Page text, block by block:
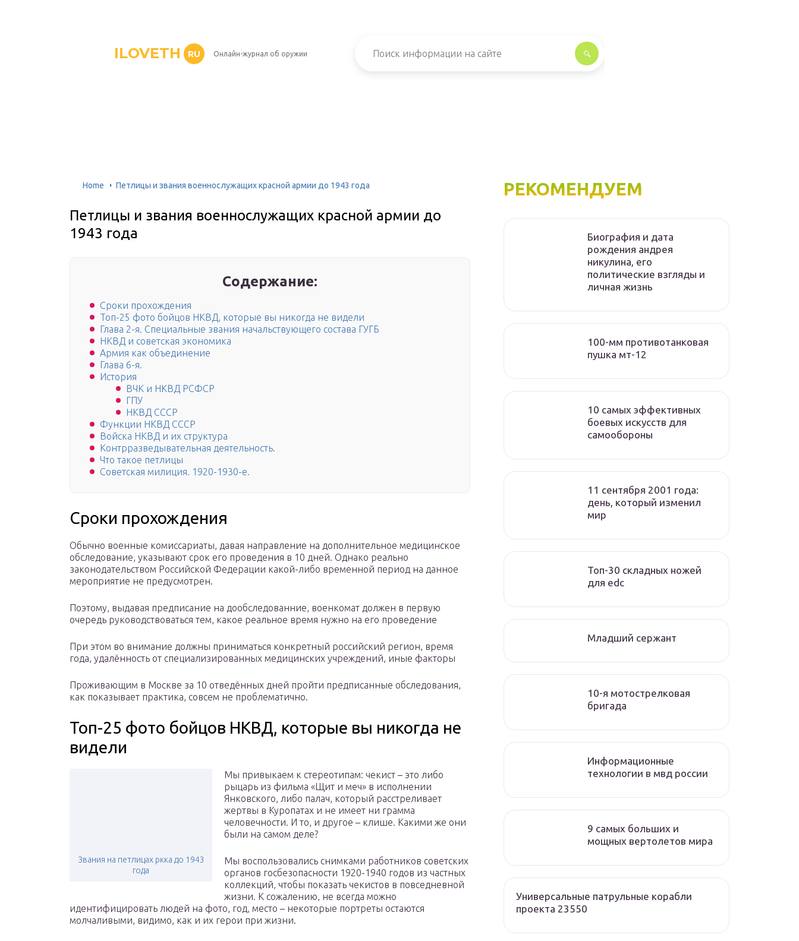
ILOVETH RU Онлайн-журнал об оружии
Home Петлицы и звания военнослужащих красной армии до 1943 года
Петлицы и звания военнослужащих красной армии до
1943 года
Содержание:
Сроки прохождения
Топ-25 фото бойцов НКВД, которые вы никогда не видели
Глава 2-я. Специальные звания начальствующего состава ГУГБ
НКВД и советская экономика
Армия как объединение
Глава 6-я.
История
ВЧК и НКВД РСФСР
ГПУ
НКВД СССР
Функции НКВД СССР
Войска НКВД и их структура
Контрразведывательная деятельность.
Что такое петлицы
Советская милиция. 1920-1930-е.
Сроки прохождения
Обычно военные комиссариаты, давая направление на дополнительное медицинское
обследование, указывают срок его проведения в 10 дней. Однако реально
законодательством Российской Федерации какой-либо временной период на данное
мероприятие не предусмотрен.
Поэтому, выдавая предписание на дообследованние, военкомат должен в первую
очередь руководствоваться тем, какое реальное время нужно на его проведение
При этом во внимание должны приниматься конкретный российский регион, время
года, удалённость от специализированных медицинских учреждений, иные факторы
Проживающим в Москве за 10 отведённых дней пройти предписанные обследования,
как показывает практика, совсем не проблематично.
Топ-25 фото бойцов НКВД, которые вы никогда не
видели
Звания на петлицах ркка до 1943
года
Мы привыкаем к стереотипам: чекист – это либо
рыцарь из фильма «Щит и меч» в исполнении
Янковского, либо палач, который расстреливает
жертвы в Куропатах и ​​не имеет ни грамма
человечности. И то, и другое – клише. Какими же они
были на самом деле?
Мы воспользовались снимками работников советских
органов госбезопасности 1920-1940 годов из частных
коллекций, чтобы показать чекистов в повседневной
жизни. К сожалению, не всегда можно
идентифицировать людей на фото, год, место – некоторые портреты остаются
молчаливыми, видимо, как и их герои при жизни.
РЕКОМЕНДУЕМ
Биография и дата
рождения андрея
никулина, его
политические взгляды и
личная жизнь
100-мм противотанковая
пушка мт-12
10 самых эффективных
боевых искусств для
самообороны
11 сентября 2001 года:
день, который изменил
мир
Топ-30 складных ножей
для edc
Младший сержант
10-я мотострелковая
бригада
Информационные
технологии в мвд россии
9 самых больших и
мощных вертолетов мира
Универсальные патрульные корабли
проекта 23550